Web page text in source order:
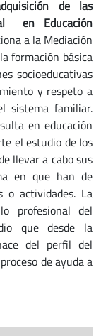
de las
en Educación
a la Mediación
formación básica
socioeducativas
y respeto a
sistema familiar.
en educación
el estudio de los
llevar a cabo sus
en que han de
o actividades. La
profesional del
que desde la
del perfil del
de ayuda a